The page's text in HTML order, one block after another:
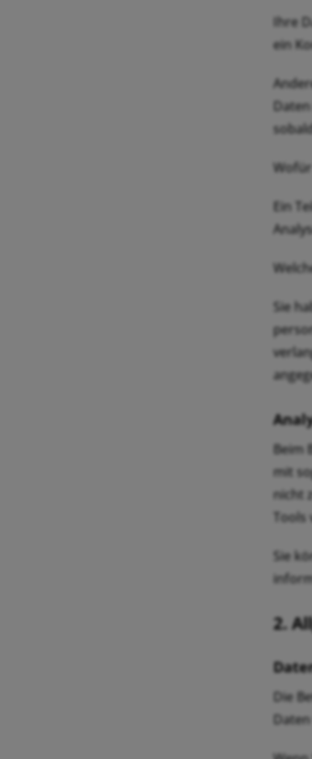
Ihre
ein
Ein
Sie
Beim
mit
nicht
Sie
2.
Die